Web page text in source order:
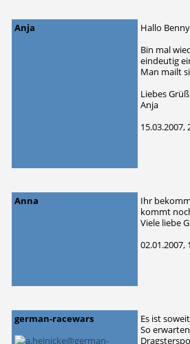
Anja
Hallo
Bin mal
eindeutig
Man mailt
Liebes
Anja
15.03.2007,
Anna
Ihr
kommt
Viele liebe
02.01.2007,
german-racewars
Es ist
So